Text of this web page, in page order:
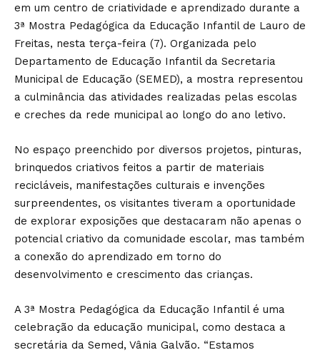
em um centro de criatividade e aprendizado durante a
3ª Mostra Pedagógica da Educação Infantil de Lauro de
Freitas, nesta terça-feira (7). Organizada pelo
Departamento de Educação Infantil da Secretaria
Municipal de Educação (SEMED), a mostra representou
a culminância das atividades realizadas pelas escolas
e creches da rede municipal ao longo do ano letivo.
No espaço preenchido por diversos projetos, pinturas,
brinquedos criativos feitos a partir de materiais
recicláveis, manifestações culturais e invenções
surpreendentes, os visitantes tiveram a oportunidade
de explorar exposições que destacaram não apenas o
potencial criativo da comunidade escolar, mas também
a conexão do aprendizado em torno do
desenvolvimento e crescimento das crianças.
A 3ª Mostra Pedagógica da Educação Infantil é uma
celebração da educação municipal, como destaca a
secretária da Semed, Vânia Galvão. “Estamos